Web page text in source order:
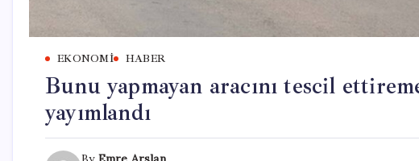
EKONOMI HABER
Bunu yapmayan aracını tescil
yayımlandı